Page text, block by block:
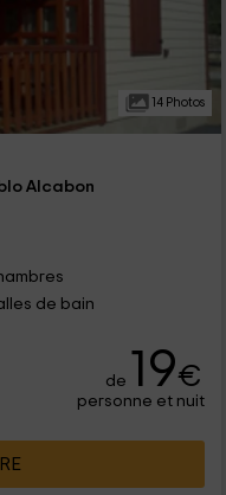
14 Photos
Alcabon
de bain
de 19€
personne et nuit